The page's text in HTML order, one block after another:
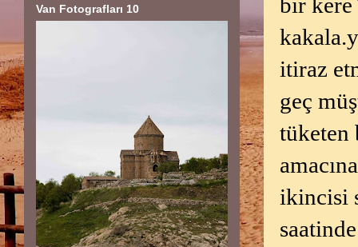
itiraz
geç
tüketen
ikincisi
Van Fotografları 10